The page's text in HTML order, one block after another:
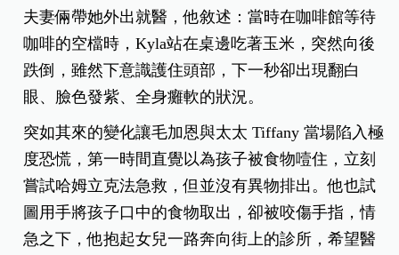
夫妻倆帶她外出就醫，他敘述：當時在咖啡館等待
咖啡的空檔時，Kyla站在桌邊吃著玉米，突然向後
跌倒，雖然下意識護住頭部，下一秒卻出現翻白
眼、臉色發紫、全身癱軟的狀況。
突如其來的變化讓毛加恩與太太 Tiffany 當場陷入極
度恐慌，第一時間直覺以為孩子被食物噎住，立刻
嘗試哈姆立克法急救，但並沒有異物排出。他也試
圖用手將孩子口中的食物取出，卻被咬傷手指，情
急之下，他抱起女兒一路奔向街上的診所，希望醫